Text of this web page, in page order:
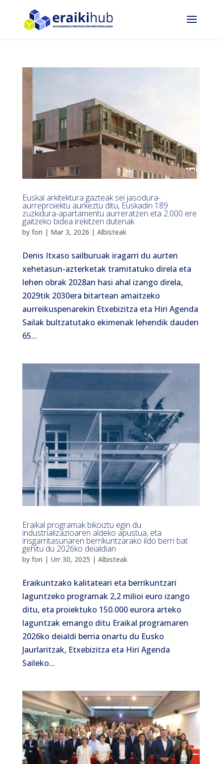
Euskal arkitektura gazteak sei jasodura-
aurreproiektu aurkeztu ditu, Euskadin 189
zuzkidura-apartamentu aurreratzen eta 2.000 ere
gaitzeko bidea irekitzen dutenak
by fon | Mar 3, 2026 | Albisteak
Denis Itxaso sailburuak iragarri du aurten
xehetasun-azterketak tramitatuko direla eta
lehen obrak 2028an hasi ahal izango direla,
2029tik 2030era bitartean amaitzeko
aurreikuspenarekin Etxebizitza eta Hiri Agenda
Sailak bultzatutako ekimenak lehendik dauden
65...
Eraikal programak bikoiztu egin du
industrializazioaren aldeko apustua, eta
irisgarritasunaren berrikuntzarako ildo berri bat
gehitu du 2026ko deialdian
by fon | Urr 30, 2025 | Albisteak
Eraikuntzako kalitateari eta berrikuntzari
laguntzeko programak 2,2 milioi euro izango
ditu, eta proiektuko 150.000 eurora arteko
laguntzak emango ditu Eraikal programaren
2026ko deialdi berria onartu du Eusko
Jaurlaritzak, Etxebizitza eta Hiri Agenda
Saileko...